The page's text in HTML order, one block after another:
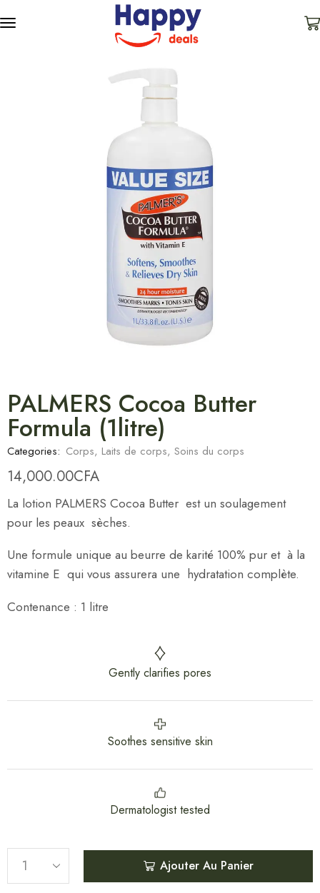
PALMERS Cocoa Butter
Formula (1litre)
Categories: Corps, Laits de corps, Soins du corps
14,000.00CFA
La lotion PALMERS Cocoa Butter est un soulagement
pour les peaux sèches.
Une formule unique au beurre de karité 100% pur et à la
vitamine E qui vous assurera une hydratation complète.
Contenance : 1 litre
Gently clarifies pores
Soothes sensitive skin
Dermatologist tested
Ajouter Au Panier